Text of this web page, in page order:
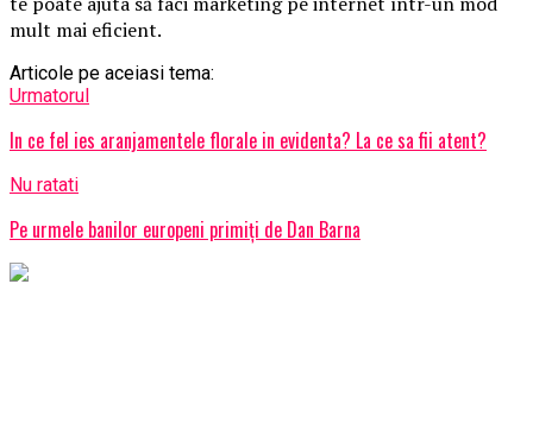
mult mai eficient.
Articole pe aceiasi tema:
Urmatorul
In ce fel ies aranjamentele florale in evidenta? La ce sa fii atent?
Nu ratati
Pe urmele banilor europeni primiţi de Dan Barna